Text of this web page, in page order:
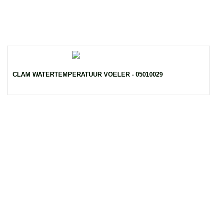
CLAM WATERTEMPERATUUR VOELER - 05010029